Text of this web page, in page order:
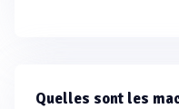
Quelles sont les